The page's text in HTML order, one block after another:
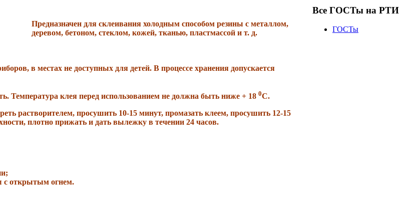
Предназначен для склеивания холодным способом резины с металлом,
деревом, бетоном, стеклом, кожей, тканью, пластмассой и т. д.
в местах не доступных для детей. В процессе хранения допускается
Температура клея перед использованием не должна быть ниже + 18 0С.
растворителем, просушить 10-15 минут, промазать клеем, просушить 12-15
плотно прижать и дать вылежку в течении 24 часов.
с открытым огнем.
Все ГОСТы на РТИ
ГОСТы